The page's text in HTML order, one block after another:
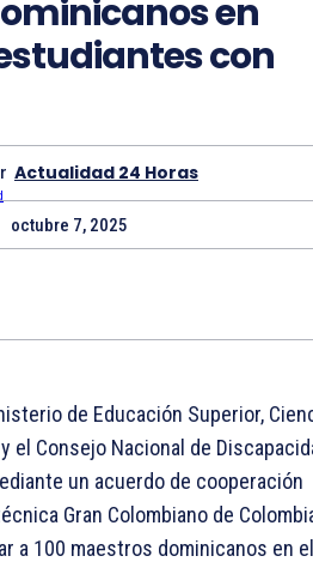
en
con
Actualidad 24 Horas
octubre 7, 2025
de Educación Superior,
el Consejo Nacional de
un acuerdo de cooperación
Gran Colombiano de
a 100 maestros dominicanos en el